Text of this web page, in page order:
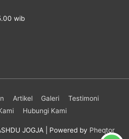
wib
Artikel Galeri
Testimoni
Hubungi Kami
JOGJA| Powered by Pheqtor